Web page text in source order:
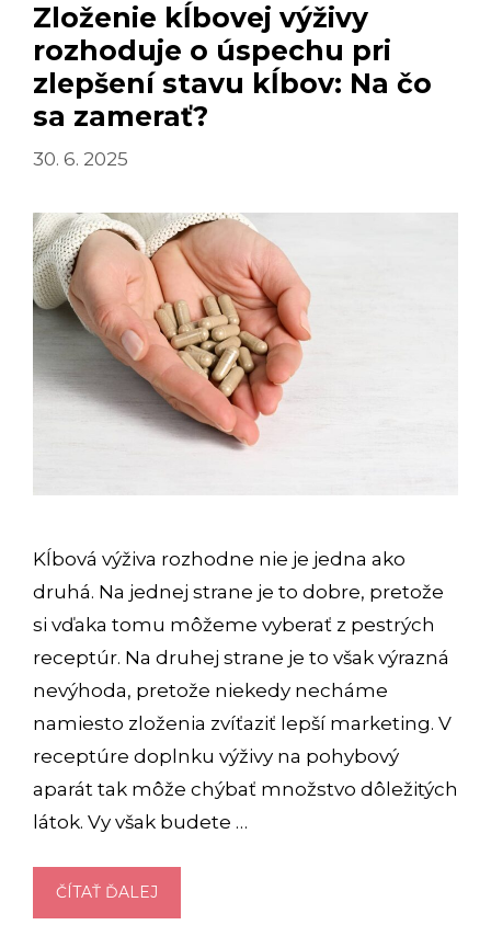
POSADNUTOSŤ
Zloženie kĺbovej výživy
rozhoduje o úspechu pri
zlepšení stavu kĺbov: Na čo
sa zamerať?
30. 6. 2025
Kĺbová výživa rozhodne nie je jedna ako
druhá. Na jednej strane je to dobre, pretože
si vďaka tomu môžeme vyberať z pestrých
receptúr. Na druhej strane je to však výrazná
nevýhoda, pretože niekedy necháme
namiesto zloženia zvíťaziť lepší marketing. V
receptúre doplnku výživy na pohybový
aparát tak môže chýbať množstvo dôležitých
látok. Vy však budete …
ČÍTAŤ ĎALEJ
KĹBOVEJ